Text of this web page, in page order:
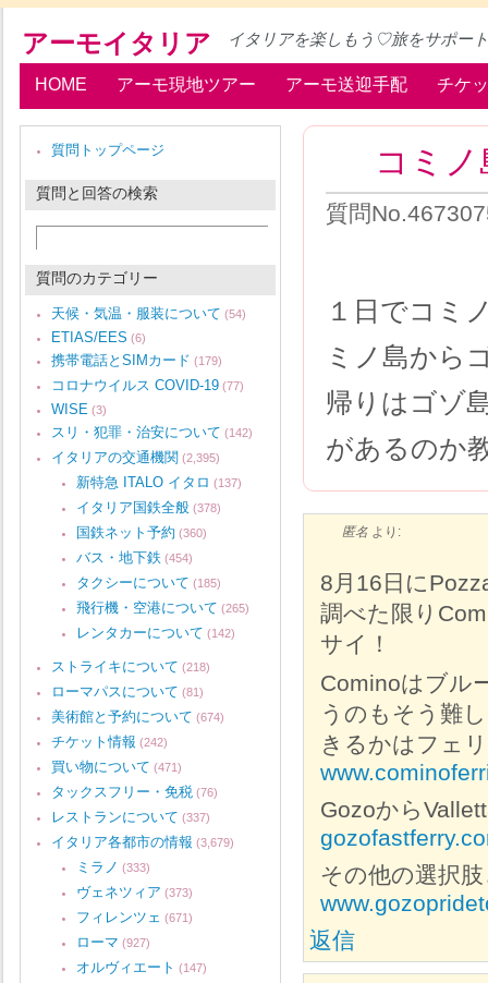
アーモイタリア イタリアを楽しもう♡旅をサポート
HOME アーモ現地ツアー アーモ送迎手配 チケ
コミ
質問
１日でコミ
ミノ島から
帰りはゴゾ
があるのか
匿名 より:
8月16日に
調べた限り
サイ！
Cominoはブル
うのもそう難
きるかはフェ
Gozoから
その他の選択
返信
質問トップページ
質問と回答の検索
質問のカテゴリー
天候・気温・服装について (54)
ETIAS/EES (6)
携帯電話とSIMカード (179)
コロナウイルス COVID-19 (77)
WISE (3)
スリ・犯罪・治安について (142)
イタリアの交通機関 (2,395)
新特急 ITALO イタロ (137)
イタリア国鉄全般 (378)
国鉄ネット予約 (360)
バス・地下鉄 (454)
タクシーについて (185)
飛行機・空港について (265)
レンタカーについて (142)
ストライキについて (218)
ローマパスについて (81)
美術館と予約について (674)
チケット情報 (242)
買い物について (471)
タックスフリー・免税 (76)
レストランについて (337)
イタリア各都市の情報 (3,679)
ミラノ (333)
ヴェネツィア (373)
フィレンツェ (671)
ローマ (927)
オルヴィエート (147)